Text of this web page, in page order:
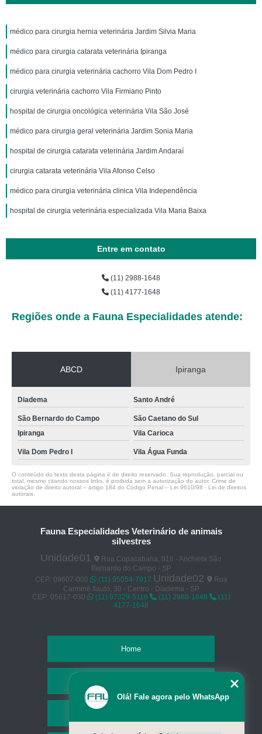
médico para cirurgia hernia veterinária Jardim Silvia Maria
médico para cirurgia catarata veterinária Ipiranga
médico para cirurgia veterinária cachorro Vila Dom Pedro I
cirurgia veterinária cachorro Vila Firmiano Pinto
hospital de cirurgia oncológica veterinária Vila São José
médico para cirurgia geral veterinária Jardim Sonia Maria
hospital de cirurgia catarata veterinária Jardim Andaraí
cirurgia catarata veterinária Vila Afonso Celso
médico para cirurgia veterinária clinica Vila Independência
hospital de cirurgia veterinária especializada Vila Maria Baixa
Entre em contato
(11) 2988-1648
(11) 4177-1648
Regiões onde a Fauna Especialidades atende:
ABCD Ipiranga
Diadema Santo André
São Bernardo do Campo
São Caetano do Sul
Ipiranga
Vila Carioca
Vila Dom Pedro I Vila Água Funda
O conteúdo do texto desta página é de direito reservado. Sua reprodução, parcial ou
total, mesmo citando nossos links, é proibida sem a autorização do autor. Crime de
violação de direito autoral – artigo 184 do Código Penal – Lei 9610/98 - Lei de direitos
autorais
Fauna Especialidades Veterinário de animais
silvestres
Unidade01
Rua Copacabana, 918 - Anchieta São
Bernardo do Campo - SP
CEP: 09607-000
(11) 95054-7917 Unidade02
Rua
Carminé flauto, 30 - Centro - Diadema - SP
CEP: 05617-030
(11) 97329-5116 (11) 2988-1648
(11)
4177-1648
Home
Olá! Fale agora pelo WhatsApp